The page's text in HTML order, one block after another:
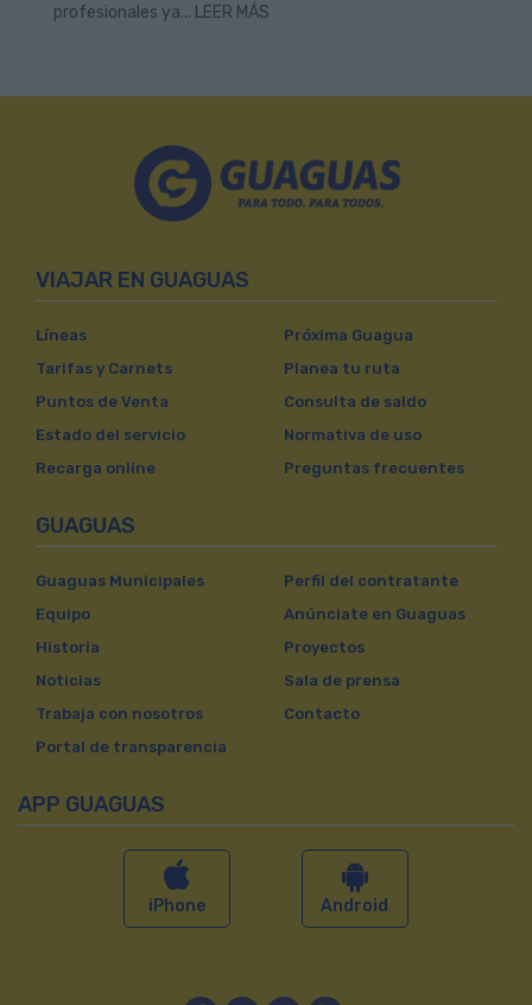
profesionales ya... LEER MÁS
VIAJAR EN GUAGUAS
Líneas
Tarifas y Carnets
Puntos de Venta
Estado del servicio
Recarga online
Próxima Guagua
Planea tu ruta
Consulta de saldo
Normativa de uso
Preguntas frecuentes
GUAGUAS
Guaguas Municipales
Equipo
Historia
Noticias
Trabaja con nosotros
Portal de transparencia
Perfil del contratante
Anúnciate en Guaguas
Proyectos
Sala de prensa
Contacto
APP GUAGUAS
iPhone Android